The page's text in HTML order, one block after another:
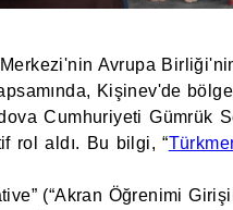
Avrupa
Kişinev'de
Cumhuriyeti Gümrük
rol aldı. Bu bilgi, “
(“Akran Öğrenimi